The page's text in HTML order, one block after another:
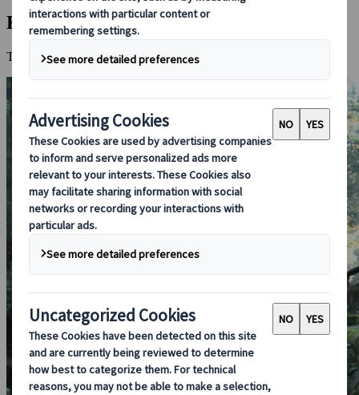
Koya-fjellet
Templer, stillhet og åndelig nærvær i cedertrærnes rike